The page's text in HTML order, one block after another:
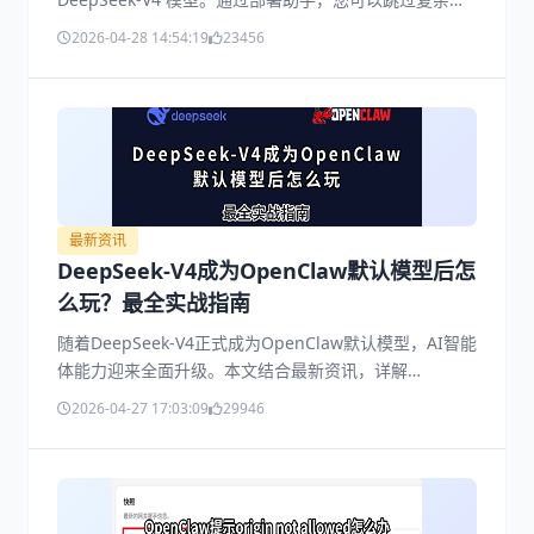
令行，实现图形化全自动环境修复与模型接入。立即阅读
2026-04-28 14:54:19 23456
最新资讯
DeepSeek-V4成为OpenClaw默认模型后怎
么玩？最全实战指南
随着DeepSeek-V4正式成为OpenClaw默认模型，AI智能
体能力迎来全面升级。本文结合最新资讯，详解
DeepSeek-V4在OpenClaw中的配置方法与核心玩法，包
供新手快速上手步骤与进阶技巧，帮助你真正把AI变成生
2026-04-27 17:03:09 29946